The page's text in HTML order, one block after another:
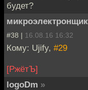
будет?
микроэлектронщик
#38 | 16.08.16 16:32
Кому: Ujify, #29
[РжётЪ]
logoDm »